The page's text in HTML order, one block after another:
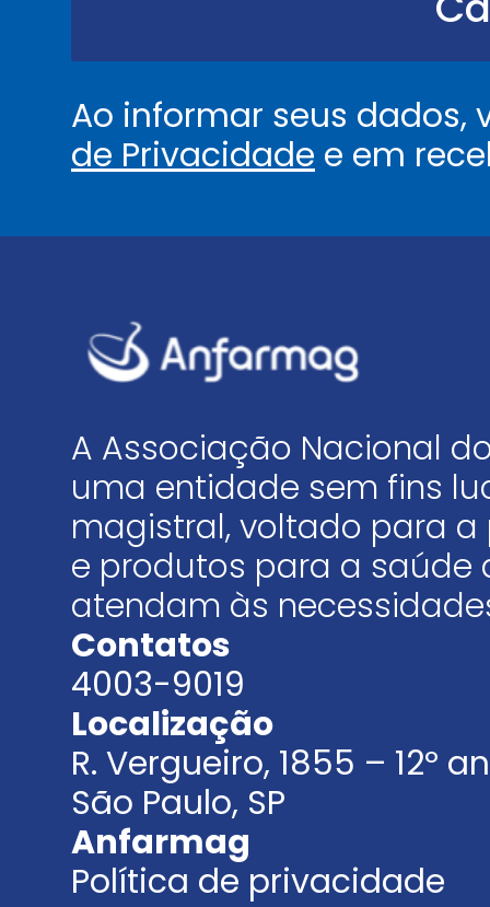
Ao informar seus
de Privacidade e em
A Associação Nacional
uma entidade sem fins
magistral, voltado para
e produtos para a saúde
atendam às
Contatos
4003-9019
Localização
R. Vergueiro, 1855 – 12º
São Paulo, SP
Anfarmag
Política de privacidade